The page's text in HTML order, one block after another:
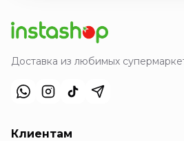
Доставка из любимых
Клиентам